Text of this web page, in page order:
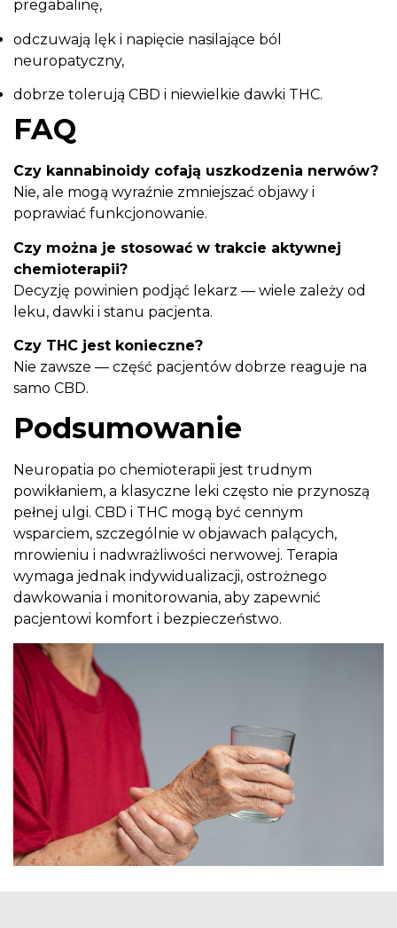
pregabalinę,
odczuwają lęk i napięcie nasilające ból
neuropatyczny,
dobrze tolerują CBD i niewielkie dawki THC.
FAQ
Czy kannabinoidy cofają uszkodzenia nerwów?
Nie, ale mogą wyraźnie zmniejszać objawy i
poprawiać funkcjonowanie.
Czy można je stosować w trakcie aktywnej
chemioterapii?
Decyzję powinien podjąć lekarz — wiele zależy od
leku, dawki i stanu pacjenta.
Czy THC jest konieczne?
Nie zawsze — część pacjentów dobrze reaguje na
samo CBD.
Podsumowanie
Neuropatia po chemioterapii jest trudnym
powikłaniem, a klasyczne leki często nie przynoszą
pełnej ulgi. CBD i THC mogą być cennym
wsparciem, szczególnie w objawach palących,
mrowieniu i nadwrażliwości nerwowej. Terapia
wymaga jednak indywidualizacji, ostrożnego
dawkowania i monitorowania, aby zapewnić
pacjentowi komfort i bezpieczeństwo.